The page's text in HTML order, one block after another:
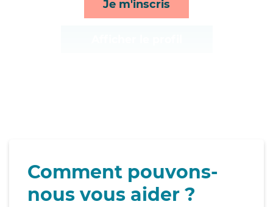
Je m'inscris
Comment pouvons-
nous vous aider ?